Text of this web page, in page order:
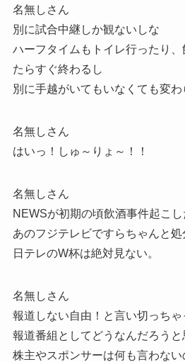
名無しさん
別に試合中継しか観ないしな
ハーフタイムもトイレ行ったり
たらすぐ終わるし
別に手越がいてもいなくても変わ
名無しさん
はいっ！しゅ～りょ～！！
名無しさん
NEWSが初期の頃飲酒事件起こし
あのフジテレビですらちゃんと処
日テレのW杯は絶対見ない。
名無しさん
報道しない自由！と言い切っちゃ
報道番組としてどうなんだろうと
株主やスポンサーは何も言わない